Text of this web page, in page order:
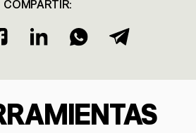
COMPARTIR: